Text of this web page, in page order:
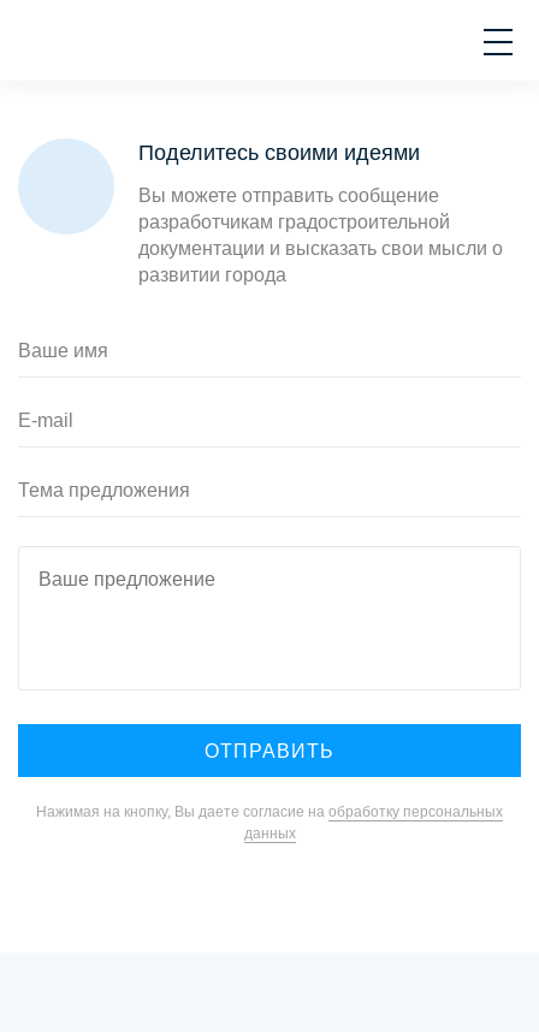
Поделитесь своими идеями
Вы можете отправить сообщение
разработчикам градостроительной
документации и высказать свои мысли о
развитии города
Ваше имя
E-mail
Тема предложения
Нажимая на кнопку, Вы даете согласие на обработку персональных
данных